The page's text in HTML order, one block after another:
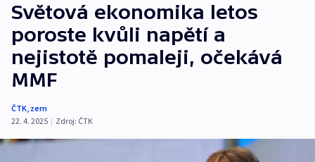
Světová ekonomika letos
poroste kvůli napětí a
nejistotě pomaleji, očekává
MMF
ČTK, zem
22. 4. 2025 | Zdroj: ČTK